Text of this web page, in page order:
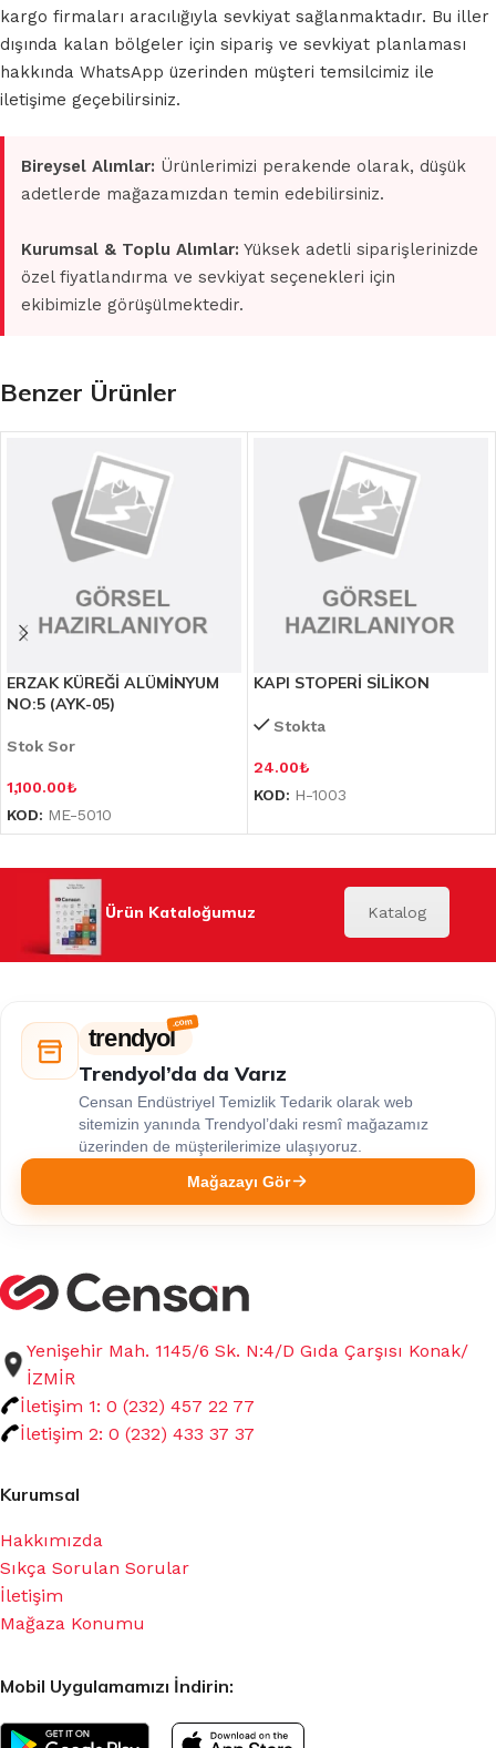
kargo firmaları aracılığıyla sevkiyat sağlanmaktadır. Bu iller
dışında kalan bölgeler için sipariş ve sevkiyat planlaması
hakkında WhatsApp üzerinden müşteri temsilcimiz ile
iletişime geçebilirsiniz.
Bireysel Alımlar: Ürünlerimizi perakende olarak, düşük
adetlerde mağazamızdan temin edebilirsiniz.
Kurumsal & Toplu Alımlar: Yüksek adetli siparişlerinizde
özel fiyatlandırma ve sevkiyat seçenekleri için
ekibimizle görüşülmektedir.
Benzer Ürünler
ERZAK KÜREĞİ ALÜMİNYUM
NO:5 (AYK-05)
Stok Sor
1,100.00₺
KOD: ME-5010
KAPI STOPERİ SİLİKON
Stokta
24.00₺
KOD: H-1003
Ürün Kataloğumuz Katalog
trendyol
Trendyol’da da Varız
Censan Endüstriyel Temizlik Tedarik olarak web
sitemizin yanında Trendyol’daki resmî mağazamız
üzerinden de müşterilerimize ulaşıyoruz.
Mağazayı Gör
Yenişehir Mah. 1145/6 Sk. N:4/D Gıda Çarşısı Konak/
İZMİR
İletişim 1: 0 (232) 457 22 77
İletişim 2: 0 (232) 433 37 37
Kurumsal
Hakkımızda
Sıkça Sorulan Sorular
İletişim
Mağaza Konumu
Mobil Uygulamamızı İndirin: